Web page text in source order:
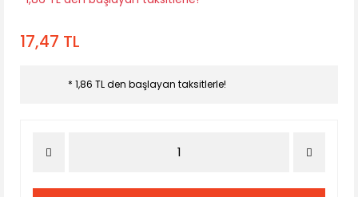
17,47 TL
* 1,86 TL den başlayan taksitlerle!